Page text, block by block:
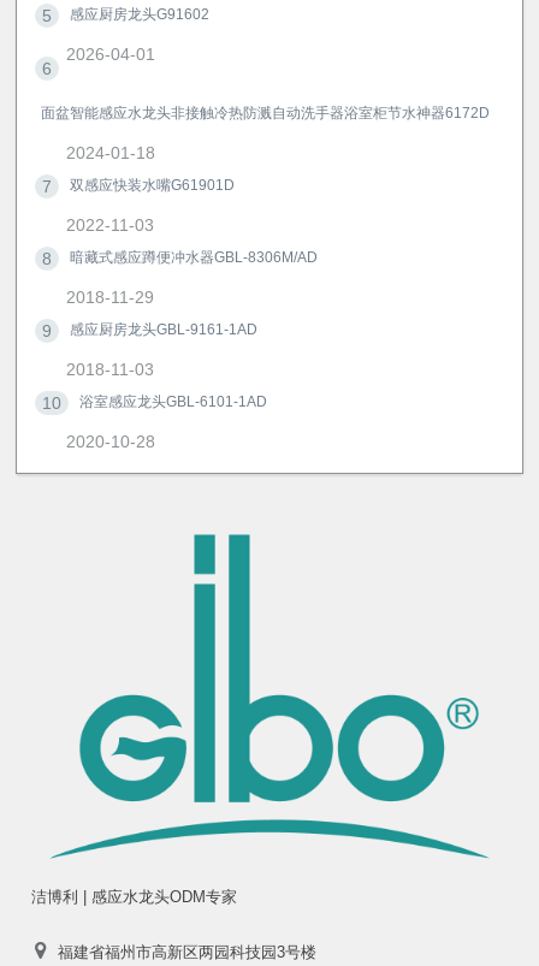
5
感应厨房龙头G91602
2026-04-01
6
面盆智能感应水龙头非接触冷热防溅自动洗手器浴室柜节水神器6172D
2024-01-18
7
双感应快装水嘴G61901D
2022-11-03
8
暗藏式感应蹲便冲水器GBL-8306M/AD
2018-11-29
9
感应厨房龙头GBL-9161-1AD
2018-11-03
10
浴室感应龙头GBL-6101-1AD
2020-10-28
洁博利 | 感应水龙头ODM专家
福建省福州市高新区两园科技园3号楼